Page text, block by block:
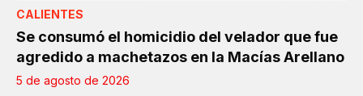
CALIENTES
Se consumó el homicidio del velador que fue
agredido a machetazos en la Macías Arellano
5 de agosto de 2026